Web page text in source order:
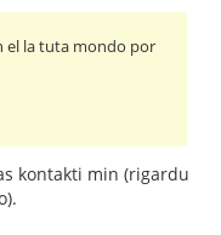
el la tuta mondo por
kontakti min (rigardu